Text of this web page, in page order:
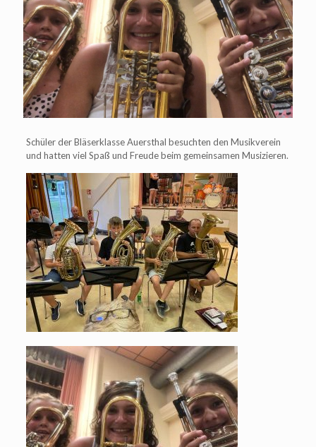
Schüler der Bläserklasse Auersthal besuchten den Musikverein
und hatten viel Spaß und Freude beim gemeinsamen Musizieren.